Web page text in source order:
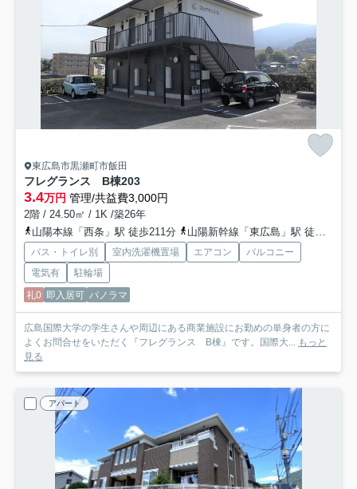
東広島市黒瀬町市飯田
フレグランス B棟203
3.4万円 管理/共益費3,000円
2階 / 24.50㎡ / 1K /築26年
山陽本線「西条」駅 徒歩211分
山陽新幹線「東広島」駅 徒歩162分
バス・トイレ別 室内洗濯機置場 エアコン
バルコニー
電気有
駐輪場
礼0 即入居可 パノラマ
広島国際大学の学生さんや周辺にある商業施設にお勤めの単身者の方に
よくお問合せをいただく『フレグランス B棟』です。国際大... もっと
見る
アパート